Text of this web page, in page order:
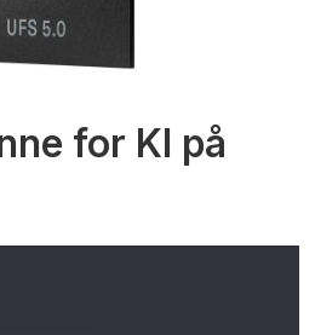
for KI på